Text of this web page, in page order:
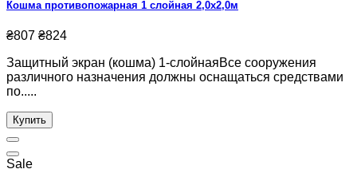
Кошма противопожарная 1 слойная 2,0х2,0м
₴807 ₴824
Защитный экран (кошма) 1-слойнаяВсе сооружения
различного назначения должны оснащаться средствами
по.....
Купить
Sale